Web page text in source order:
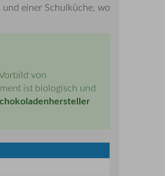
einer Schulküche, wo
von
ist biologisch und